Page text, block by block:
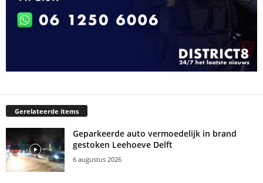
Gerelateerde items
Geparkeerde auto vermoedelijk in brand
gestoken Leehoeve Delft
6 augustus 2026